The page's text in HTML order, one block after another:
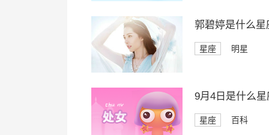
郭碧婷是什么星
星座 明星
9月4日是什么星
星座 百科